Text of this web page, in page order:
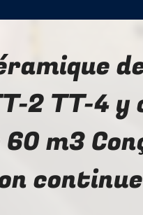
2 TT-4 y
m3
continue